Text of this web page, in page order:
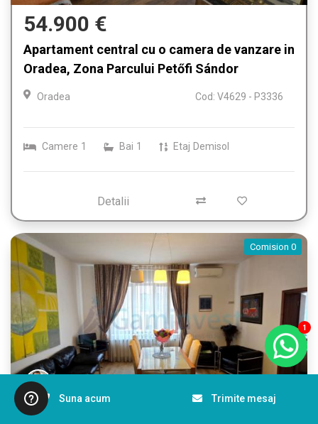
1
54.900 €
Apartament central cu o camera de vanzare in
Oradea, Zona Parcului Petőfi Sándor
Oradea Cod: V4629 - P3336
Camere 1 Bai 1 Etaj Demisol
Detalii
Comision 0
Suna acum Trimite mesaj